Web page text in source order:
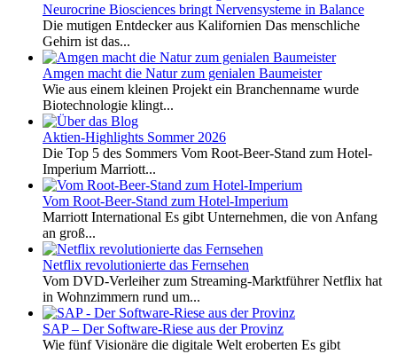
Neurocrine Biosciences bringt Nervensysteme in Balance
Die mutigen Entdecker aus Kalifornien Das menschliche
Gehirn ist das...
Amgen macht die Natur zum genialen Baumeister
Wie aus einem kleinen Projekt ein Branchenname wurde
Biotechnologie klingt...
Aktien-Highlights Sommer 2026
Die Top 5 des Sommers Vom Root-Beer-Stand zum Hotel-
Imperium Marriott...
Vom Root-Beer-Stand zum Hotel-Imperium
Marriott International Es gibt Unternehmen, die von Anfang
an groß...
Netflix revolutionierte das Fernsehen
Vom DVD-Verleiher zum Streaming-Marktführer Netflix hat
in Wohnzimmern rund um...
SAP – Der Software-Riese aus der Provinz
Wie fünf Visionäre die digitale Welt eroberten Es gibt